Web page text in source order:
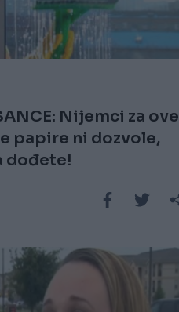
Nijemci za ove
papire ni dozvole,
dođete!